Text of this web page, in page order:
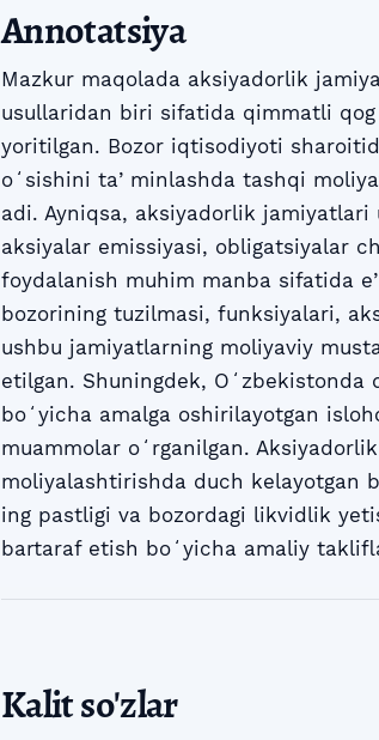
Annotatsiya
Mazkur maqolada aksiyadorlik
usullaridan biri sifatida qimmatli
yoritilgan. Bozor iqtisodiyoti
oʻsishini taʼminlashda tashqi
adi. Ayniqsa, aksiyadorlik
aksiyalar emissiyasi, obligatsiyalar
foydalanish muhim manba sifatida
bozorining tuzilmasi, funksiyalari,
ushbu jamiyatlarning moliyaviy
etilgan. Shuningdek,
boʻyicha amalga oshirilayotgan
muammolar oʻrganilgan.
moliyalashtirishda duch kelayotgan
ing pastligi va bozordagi likvidlik
bartaraf etish boʻyicha amaliy
Kalit so'zlar